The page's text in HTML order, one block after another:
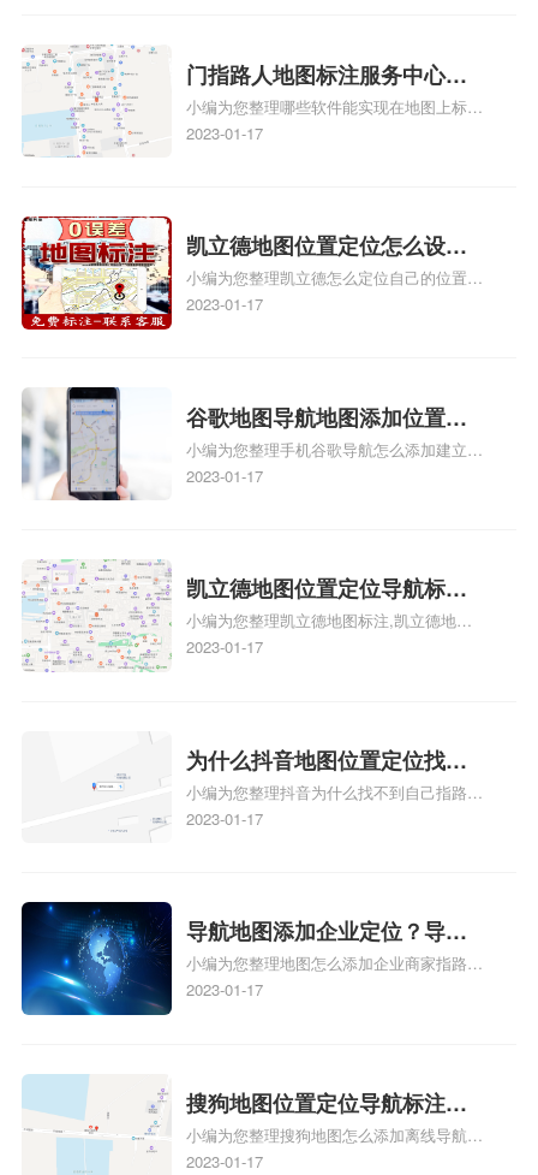
关地图标注知识，详情可查看下方正文！
门指路人地图标注服务中心地
图位置地址标记？门指路人地
图标注服务中心苹果地图位置
小编为您整理哪些软件能实现在地图上标记
门指路人地图标注服务中心位置、门指路人
门指路人地图标注服务中心地址标注上地图
怎么弄相关地图标注知识，详情可查看下方
正文！
2023-01-17
凯立德地图位置定位怎么设置
自己的指路人地图标注服务中
心名？凯立德地图位置定位怎
小编为您整理凯立德怎么定位自己的位置
啊、手机凯立德地图定位怎么设置往上走、
地图标注服务中心铺招牌相关地图标注知
识，详情可查看下方正文！
2023-01-17
谷歌地图导航地图添加位置？
添加谷歌地图导航位置？
小编为您整理手机谷歌导航怎么添加建立多
人位置、如何在地图，谷歌地图添加公司位
2023-01-17
凯立德地图位置定位导航标
注？凯立德地图位置定位,导航,
标注？
小编为您整理凯立德地图标注,凯立德地图
标注怎么做啊、凯立德地图标注,凯立德地
相关地图标注知识，详情可查看下方正文！
2023-01-17
为什么抖音地图位置定位找不
到了？抖音为什么找不到当前
定位了？
小编为您整理抖音为什么找不到自己指路人
地图标注服务中心铺的位置、地图位置更新
服务中心位置、抖音突然不显示定位了相关
地图标注知识，详情可查看下方正文！
2023-01-17
导航地图添加企业定位？导航
定位企业？
小编为您整理地图怎么添加企业商家指路人
地图标注服务中心铺名称、地图怎么添加企
添加企业、地图如何添加企业相关地图标注
知识，详情可查看下方正文！
2023-01-17
搜狗地图位置定位导航标注？
搜狗地图位置定位,导航,标注？
小编为您整理搜狗地图怎么添加离线导航搜
狗地图离线导航怎么用、搜狗地图导航卫星
2023-01-17